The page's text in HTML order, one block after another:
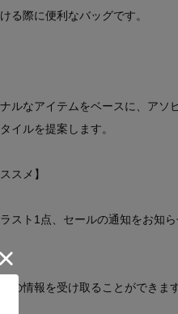
る際に便利なバッグです。
ルなアイテムをベースに、アソ
イルを提案します。
スメ】
スト1点、セールの通知をお知ら
の情報を受け取ることができます